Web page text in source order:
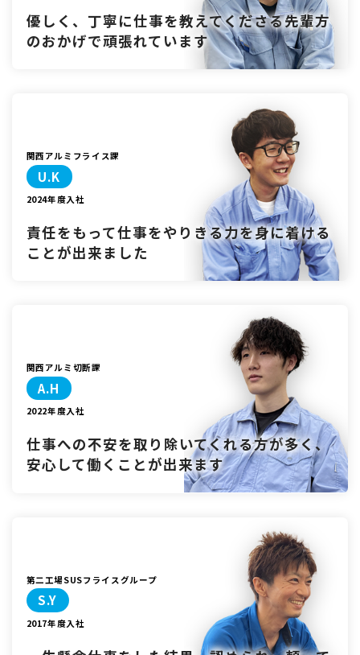
優しく、丁寧に仕事を教えてくださる先輩方
のおかげで頑張れています
関西アルミフライス課
U.K
2024年度入社
責任をもって仕事をやりきる力を身に着ける
ことが出来ました
関西アルミ切断課
A.H
2022年度入社
仕事への不安を取り除いてくれる方が多く、
安心して働くことが出来ます
第二工場SUSフライスグループ
S.Y
2017年度入社